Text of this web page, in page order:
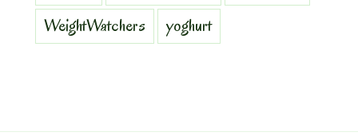
WeightWatchers
yoghurt